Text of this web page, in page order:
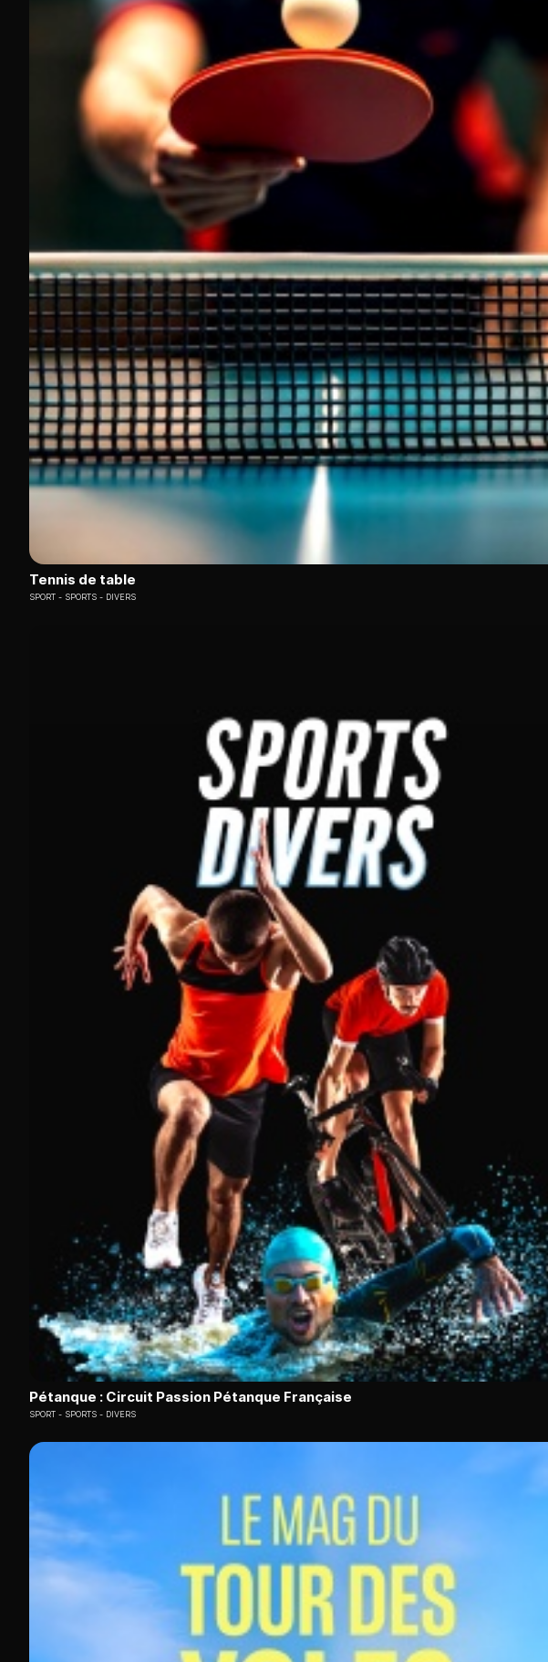
Tennis de table
SPORT SPORTS - DIVERS
Pétanque : Circuit Passion Pétanque Française
SPORT SPORTS - DIVERS